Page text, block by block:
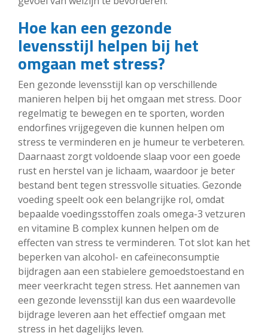
Hoe kan een gezonde
levensstijl helpen bij het
omgaan met stress?
Een gezonde levensstijl kan op verschillende
manieren helpen bij het omgaan met stress. Door
regelmatig te bewegen en te sporten, worden
endorfines vrijgegeven die kunnen helpen om
stress te verminderen en je humeur te verbeteren.
Daarnaast zorgt voldoende slaap voor een goede
rust en herstel van je lichaam, waardoor je beter
bestand bent tegen stressvolle situaties. Gezonde
voeding speelt ook een belangrijke rol, omdat
bepaalde voedingsstoffen zoals omega-3 vetzuren
en vitamine B complex kunnen helpen om de
effecten van stress te verminderen. Tot slot kan het
beperken van alcohol- en cafeïneconsumptie
bijdragen aan een stabielere gemoedstoestand en
meer veerkracht tegen stress. Het aannemen van
een gezonde levensstijl kan dus een waardevolle
bijdrage leveren aan het effectief omgaan met
stress in het dagelijks leven.